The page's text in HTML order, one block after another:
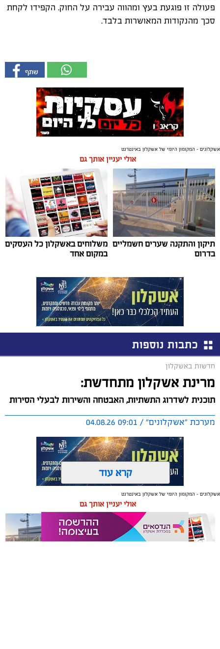
פעולה זו פוגעת בעץ ומהווה עבירה על החוק. הקפידו לקחת
סכך מהנקודות המאושרות בלבד.
אשקלונים - המקומון היומי של אשקלון באינטרנט
אולי יעניין אותך גם
תיקון והתקנה שערים חשמליים
בדרום
משלוחים באשקלון כל העסקים
במקום אחד
כתבות נוספות
חדשות באשקלון
מרינת אשקלון מתחדשת:
תוכנית לשדרוג התשתיות, האבטחה והשירות לבעלי הסירות
מערכת "אשקלונים" / 09:01 04.08.26
תגים:אשקלון, מרינה
החברה הכלכלית הציגה לנציגי בעלי כלי השייט במרינה
תוכנית השקעה מקיפה הכוללת שדרוג התשתיות, חיזוק
קרא עוד
אשקלונים - המקומון היומי של אשקלון באינטרנט
אולי יעניין אותך גם